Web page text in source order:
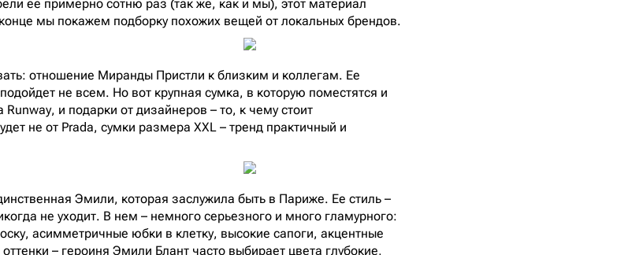
ее примерно сотню раз (так же, как и мы), этот материал
мы покажем подборку похожих вещей от локальных брендов.
отношение Миранды Пристли к близким и коллегам. Ее
не всем. Но вот крупная сумка, в которую поместятся и
и подарки от дизайнеров – то, к чему стоит
не от Prada, сумки размера XXL – тренд практичный и
Эмили, которая заслужила быть в Париже. Ее стиль –
не уходит. В нем – немного серьезного и много гламурного:
асимметричные юбки в клетку, высокие сапоги, акцентные
– героиня Эмили Блант часто выбирает цвета глубокие,